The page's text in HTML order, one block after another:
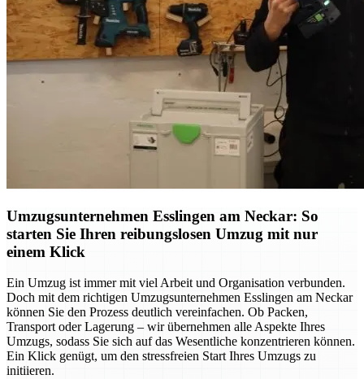
Umzugsunternehmen Esslingen am Neckar: So
starten Sie Ihren reibungslosen Umzug mit nur
einem Klick
Ein Umzug ist immer mit viel Arbeit und Organisation verbunden.
Doch mit dem richtigen Umzugsunternehmen Esslingen am Neckar
können Sie den Prozess deutlich vereinfachen. Ob Packen,
Transport oder Lagerung – wir übernehmen alle Aspekte Ihres
Umzugs, sodass Sie sich auf das Wesentliche konzentrieren können.
Ein Klick genügt, um den stressfreien Start Ihres Umzugs zu
initiieren.